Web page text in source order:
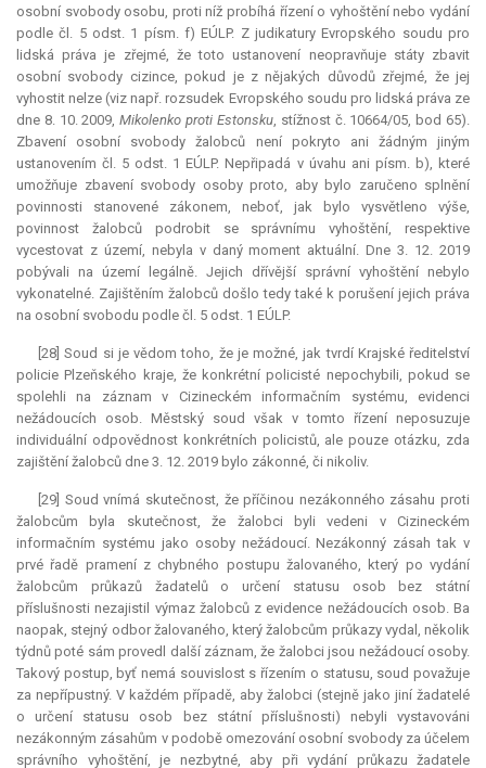
osobní svobody osobu, proti níž probíhá řízení o vyhoštění nebo vydání
podle čl. 5 odst. 1 písm. f) EÚLP. Z judikatury Evropského soudu pro
lidská práva je zřejmé, že toto ustanovení neopravňuje státy zbavit
osobní svobody cizince, pokud je z nějakých důvodů zřejmé, že jej
vyhostit nelze (viz např. rozsudek Evropského soudu pro lidská práva ze
dne 8. 10. 2009,Mikolenko proti Estonsku, stížnost č. 10664/05, bod 65).
Zbavení osobní svobody žalobců není pokryto ani žádným jiným
ustanovením čl. 5 odst. 1 EÚLP. Nepřipadá v úvahu ani písm. b), které
umožňuje zbavení svobody osoby proto, aby bylo zaručeno splnění
povinnosti stanovené zákonem, neboť, jak bylo vysvětleno výše,
povinnost žalobců podrobit se správnímu vyhoštění, respektive
vycestovat z území, nebyla v daný moment aktuální. Dne 3. 12. 2019
pobývali na území legálně. Jejich dřívější správní vyhoštění nebylo
vykonatelné. Zajištěním žalobců došlo tedy také k porušení jejich práva
na osobní svobodu podle čl. 5 odst. 1 EÚLP.
[28] Soud si je vědom toho, že je možné, jak tvrdí Krajské ředitelství
policie Plzeňského kraje, že konkrétní policisté nepochybili, pokud se
spolehli na záznam v Cizineckém informačním systému, evidenci
nežádoucích osob. Městský soud však v tomto řízení neposuzuje
individuální odpovědnost konkrétních policistů, ale pouze otázku, zda
zajištění žalobců dne 3. 12. 2019 bylo zákonné, či nikoliv.
[29] Soud vnímá skutečnost, že příčinou nezákonného zásahu proti
žalobcům byla skutečnost, že žalobci byli vedeni v Cizineckém
informačním systému jako osoby nežádoucí. Nezákonný zásah tak v
prvé řadě pramení z chybného postupu žalovaného, který po vydání
žalobcům průkazů žadatelů o určení statusu osob bez státní
příslušnosti nezajistil výmaz žalobců z evidence nežádoucích osob. Ba
naopak, stejný odbor žalovaného, který žalobcům průkazy vydal, několik
týdnů poté sám provedl další záznam, že žalobci jsou nežádoucí osoby.
Takový postup, byť nemá souvislost s řízením o statusu, soud považuje
za nepřípustný. V každém případě, aby žalobci (stejně jako jiní žadatelé
o určení statusu osob bez státní příslušnosti) nebyli vystavováni
nezákonným zásahům v podobě omezování osobní svobody za účelem
správního vyhoštění, je nezbytné, aby při vydání průkazu žadatele